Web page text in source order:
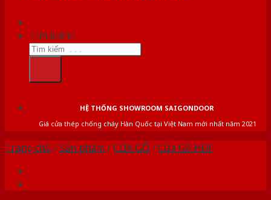
Tìm kiếm:
HỆ THỐNG SHOWROOM SAIGONDOOR
Giá cửa thép chống cháy Hàn Quốc tại Việt Nam mới nhất năm 2021
Trang chủ /Sản phẩm /CỬA GỖ /Cửa Gỗ HDF